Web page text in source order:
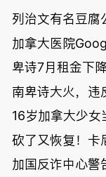
列治文有名豆腐
加拿大医院
卑诗7月租金下
南卑诗大火，违
16岁加拿大少
砍了又恢复！卡
加国反诈中心警